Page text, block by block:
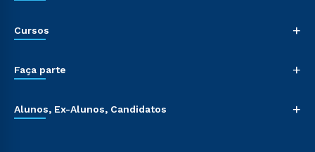
Cursos +
Faça parte +
Alunos, Ex-Alunos, Candidatos +